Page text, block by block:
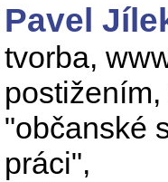
Pavel
tvorba,
"občanské
práci",